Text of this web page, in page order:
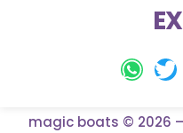
magic boats © 2026